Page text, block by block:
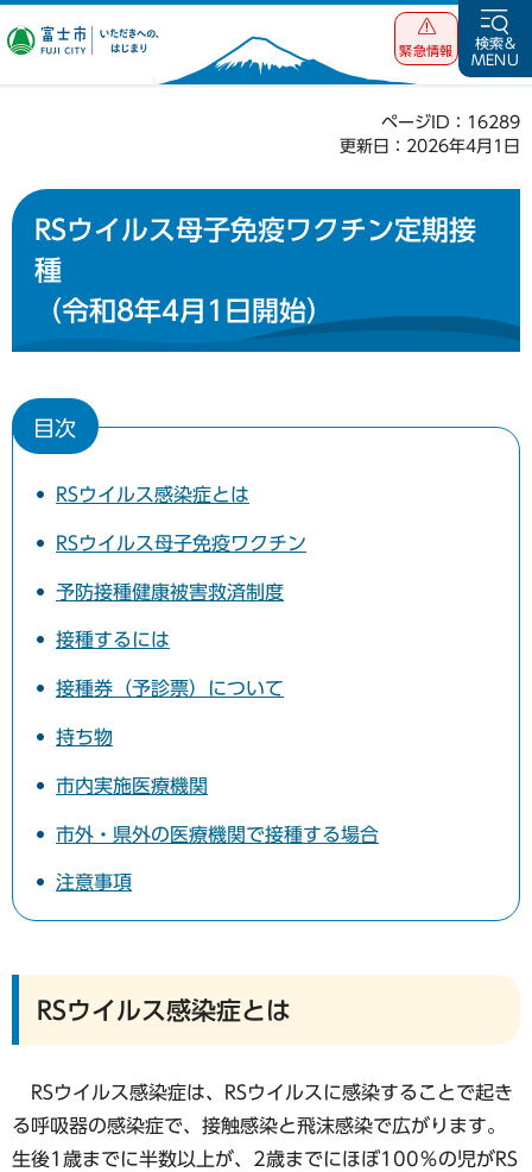
富士市 いただ
緊急情報
検索&
MENU
ページID：16289
更新日：2026年4月1日
RSウイルス母子免疫ワクチン定期接
種
（令和8年4月1日開始）
目次
RSウイルス感染症とは
RSウイルス母子免疫ワクチン
予防接種健康被害救済制度
接種するには
接種券（予診票）について
持ち物
市内実施医療機関
市外・県外の医療機関で接種する場合
注意事項
RSウイルス感染症とは
RSウイルス感染症は、RSウイルスに感染することで起き
る呼吸器の感染症で、接触感染と飛沫感染で広がります。
生後1歳までに半数以上が、2歳までにほぼ100％の児がRS